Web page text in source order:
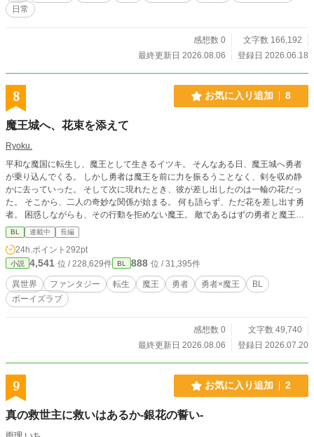
日常
感想数 0
文字数 166,192
最終更新日 2026.08.06
登録日 2026.06.18
8 お気に入り追加 8
魔王城へ、花束を添えて
Ryoku.
平和な魔国に転生し、魔王として生きるイツキ。 そんなある日、魔王城へ勇者
が乗り込んでくる。 しかし勇者は魔王を前に力を振るうことなく、剣を収め静
かに去っていった。 そして次に現れたとき、彼が差し出したのは一輪の花だっ
た。 そこから、二人の奇妙な関係が始まる。 何も語らず、ただ花を差し出す勇
者。 困惑しながらも、その行動を拒めない魔王。 敵であるはずの勇者と魔王。
本来交わるはずのない二人の関係は、いつまでも続けられるものではなかった。
BL 連載中 長編
24h.ポイント 292pt
小説 4,541 位 / 228,629件 BL 888 位 / 31,395件
異世界 ファンタジー 転生 魔王 勇者 勇者×魔王
BL
ボーイズラブ
感想数 0
文字数 49,740
最終更新日 2026.08.06
登録日 2026.07.20
9 お気に入り追加 2
真の救世主に救いはあるか-銀花の誓い-